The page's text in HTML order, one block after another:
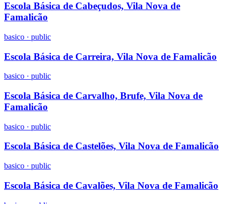
Escola Básica de Cabeçudos, Vila Nova de
Famalicão
basico · public
Escola Básica de Carreira, Vila Nova de Famalicão
basico · public
Escola Básica de Carvalho, Brufe, Vila Nova de
Famalicão
basico · public
Escola Básica de Castelões, Vila Nova de Famalicão
basico · public
Escola Básica de Cavalões, Vila Nova de Famalicão